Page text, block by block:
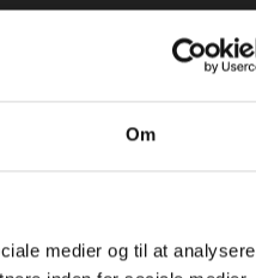
Om
medier og til at analysere